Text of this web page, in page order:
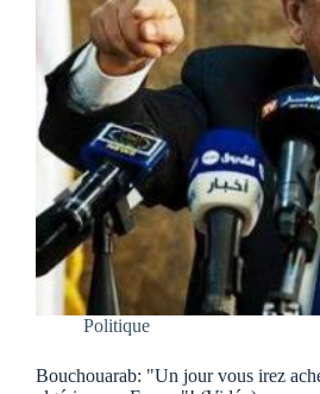
Politique
Bouchouarab: "Un jour vous irez